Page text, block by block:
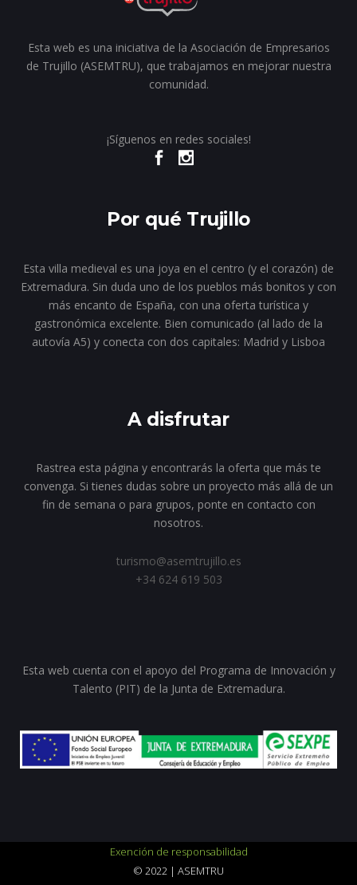
Esta web es una iniciativa de la Asociación de Empresarios
de Trujillo (ASEMTRU), que trabajamos en mejorar nuestra
comunidad.
¡Síguenos en redes sociales!
Por qué Trujillo
Esta villa medieval es una joya en el centro (y el corazón) de
Extremadura. Sin duda uno de los pueblos más bonitos y con
más encanto de España, con una oferta turística y
gastronómica excelente. Bien comunicado (al lado de la
autovía A5) y conecta con dos capitales: Madrid y Lisboa
A disfrutar
Rastrea esta página y encontrarás la oferta que más te
convenga. Si tienes dudas sobre un proyecto más allá de un
fin de semana o para grupos, ponte en contacto con
nosotros.
turismo@asemtrujillo.es
+34 624 619 503
Esta web cuenta con el apoyo del Programa de Innovación y
Talento (PIT) de la Junta de Extremadura.
Exención de responsabilidad
© 2022 | ASEMTRU